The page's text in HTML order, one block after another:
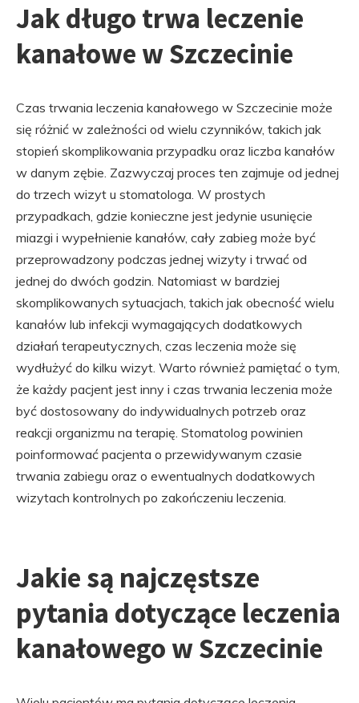
Jak długo trwa leczenie
kanałowe w Szczecinie
Czas trwania leczenia kanałowego w Szczecinie może
się różnić w zależności od wielu czynników, takich jak
stopień skomplikowania przypadku oraz liczba kanałów
w danym zębie. Zazwyczaj proces ten zajmuje od jednej
do trzech wizyt u stomatologa. W prostych
przypadkach, gdzie konieczne jest jedynie usunięcie
miazgi i wypełnienie kanałów, cały zabieg może być
przeprowadzony podczas jednej wizyty i trwać od
jednej do dwóch godzin. Natomiast w bardziej
skomplikowanych sytuacjach, takich jak obecność wielu
kanałów lub infekcji wymagających dodatkowych
działań terapeutycznych, czas leczenia może się
wydłużyć do kilku wizyt. Warto również pamiętać o tym,
że każdy pacjent jest inny i czas trwania leczenia może
być dostosowany do indywidualnych potrzeb oraz
reakcji organizmu na terapię. Stomatolog powinien
poinformować pacjenta o przewidywanym czasie
trwania zabiegu oraz o ewentualnych dodatkowych
wizytach kontrolnych po zakończeniu leczenia.
Jakie są najczęstsze
pytania dotyczące leczenia
kanałowego w Szczecinie